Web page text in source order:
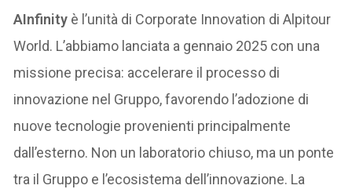
AInfinity è l’unità di Corporate Innovation di Alpitour
World. L’abbiamo lanciata a gennaio 2025 con una
missione precisa: accelerare il processo di
innovazione nel Gruppo, favorendo l’adozione di
nuove tecnologie provenienti principalmente
dall’esterno. Non un laboratorio chiuso, ma un ponte
tra il Gruppo e l’ecosistema dell’innovazione. La